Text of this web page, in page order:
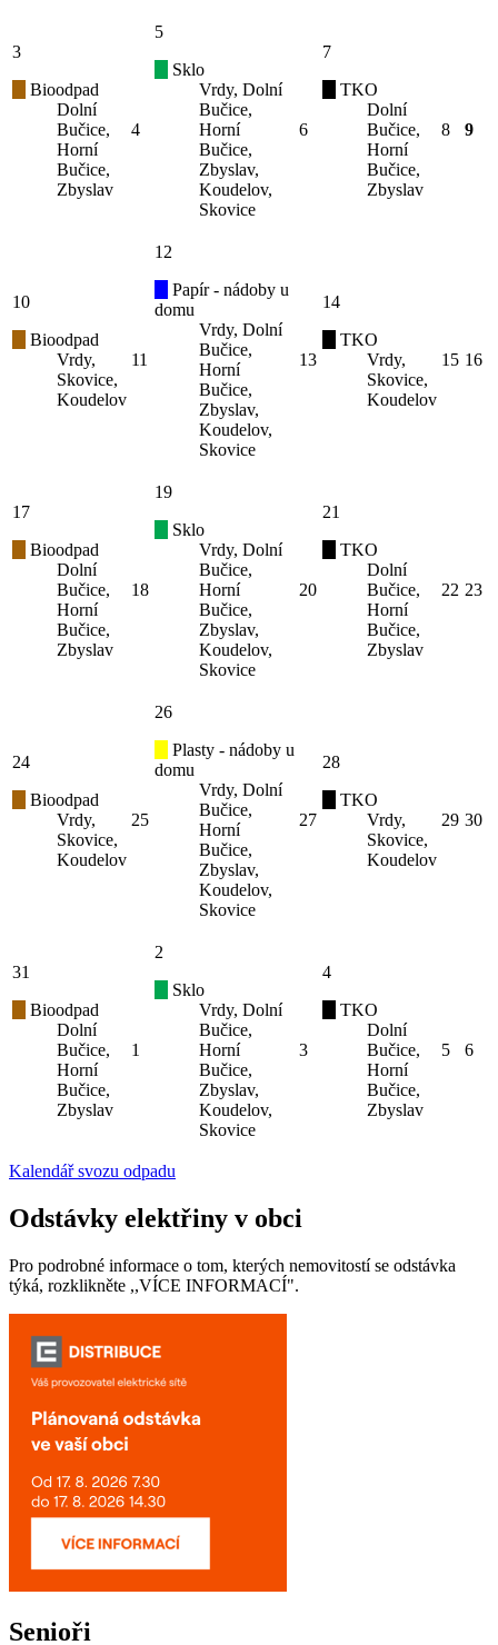
3
Bioodpad
Dolní
Bučice,
Horní
Bučice,
Zbyslav
4
5
Sklo
Vrdy, Dolní
Bučice,
Horní
Bučice,
Zbyslav,
Koudelov,
Skovice
6
7
TKO
Dolní
Bučice,
Horní
Bučice,
Zbyslav
8 9
10
Bioodpad
Vrdy,
Skovice,
Koudelov
11
12
Papír - nádoby u
domu
Vrdy, Dolní
Bučice,
Horní
Bučice,
Zbyslav,
Koudelov,
Skovice
13
14
TKO
Vrdy,
Skovice,
Koudelov
15 16
17
Bioodpad
Dolní
Bučice,
Horní
Bučice,
Zbyslav
18
19
Sklo
Vrdy, Dolní
Bučice,
Horní
Bučice,
Zbyslav,
Koudelov,
Skovice
20
21
TKO
Dolní
Bučice,
Horní
Bučice,
Zbyslav
22 23
24
Bioodpad
Vrdy,
Skovice,
Koudelov
25
26
Plasty - nádoby u
domu
Vrdy, Dolní
Bučice,
Horní
Bučice,
Zbyslav,
Koudelov,
Skovice
27
28
TKO
Vrdy,
Skovice,
Koudelov
29 30
31
Bioodpad
Dolní
Bučice,
Horní
Bučice,
Zbyslav
1
2
Sklo
Vrdy, Dolní
Bučice,
Horní
Bučice,
Zbyslav,
Koudelov,
Skovice
3
4
TKO
Dolní
Bučice,
Horní
Bučice,
Zbyslav
5 6
Kalendář svozu odpadu
Odstávky elektřiny v obci
Pro podrobné informace o tom, kterých nemovitostí se odstávka
týká, rozklikněte ,,VÍCE INFORMACÍ".
Senioři